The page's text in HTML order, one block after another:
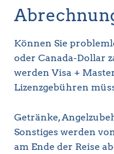
Können Sie
oder Canada-Dollar
werden Visa +
Lizenzgebühren
Getränke,
Sonstiges werden
am Ende der Reise